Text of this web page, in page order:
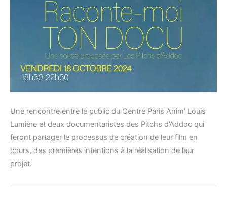
Une rencontre entre le public du Centre Paris Anim’ Louis
Lumière et deux documentaristes des Pitchs d’Addoc qui
feront partager le processus de création de leur film en
cours, des premières intentions à la réalisation de leur
projet.